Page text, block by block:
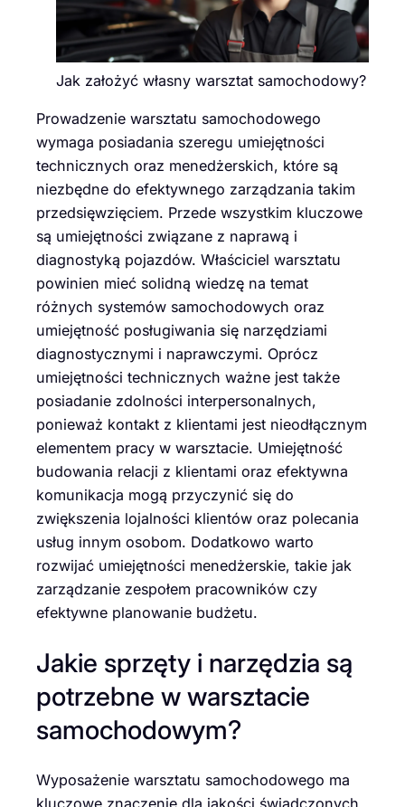
Jak założyć własny warsztat samochodowy?
Prowadzenie warsztatu samochodowego
wymaga posiadania szeregu umiejętności
technicznych oraz menedżerskich, które są
niezbędne do efektywnego zarządzania takim
przedsięwzięciem. Przede wszystkim kluczowe
są umiejętności związane z naprawą i
diagnostyką pojazdów. Właściciel warsztatu
powinien mieć solidną wiedzę na temat
różnych systemów samochodowych oraz
umiejętność posługiwania się narzędziami
diagnostycznymi i naprawczymi. Oprócz
umiejętności technicznych ważne jest także
posiadanie zdolności interpersonalnych,
ponieważ kontakt z klientami jest nieodłącznym
elementem pracy w warsztacie. Umiejętność
budowania relacji z klientami oraz efektywna
komunikacja mogą przyczynić się do
zwiększenia lojalności klientów oraz polecania
usług innym osobom. Dodatkowo warto
rozwijać umiejętności menedżerskie, takie jak
zarządzanie zespołem pracowników czy
efektywne planowanie budżetu.
Jakie sprzęty i narzędzia są
potrzebne w warsztacie
samochodowym?
Wyposażenie warsztatu samochodowego ma
kluczowe znaczenie dla jakości świadczonych